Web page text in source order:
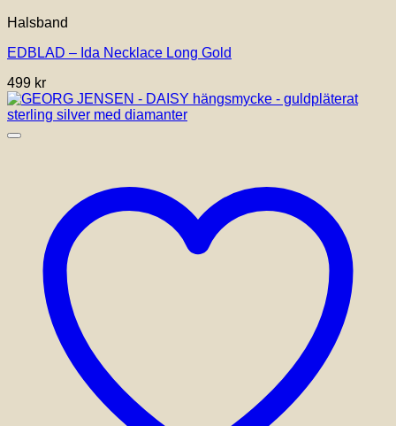
Halsband
EDBLAD – Ida Necklace Long Gold
499 kr